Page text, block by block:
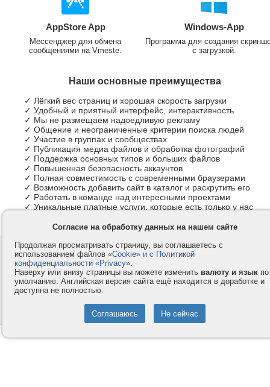
AppStore App
Мессенджер для обмена
сообщениями на Vmeste.
Windows-App
Программа для создания
с загрузкой.
Наши основные преимущества
✓ Лёгкий вес страниц и хорошая скорость загрузки
✓ Удобный и приятный интерфейс, интерактивность
✓ Мы не размещаем надоедливую рекламу
✓ Общение и неограниченные критерии поиска людей
✓ Участие в группах и сообществах
✓ Публикация медиа файлов и обработка фотографий
✓ Поддержка основных типов и больших файлов
✓ Повышенная безопасность аккаунтов
✓ Полная совместимость с современными браузерами
✓ Возможность добавить сайт в каталог и раскрутить его
✓ Работать в команде над интересными проектами
✓ Уникальные платные услуги, которые есть только у нас
Контакты
Компания
Privacy и Cookie
Услуги
Как оплатить
Помощь
© 2008-2026
- Все права защищены.
Согласие на обработку данных на нашем сайте
Продолжая просматривать страницу, вы соглашаетесь с
использованием файлов «Cookie» и с Политикой
конфиденциальности «Privacy».
Наверху или внизу страницы вы можете изменить валюту и язык по
умолчанию. Английская версия сайта ещё находится в доработке и
доступна не полностью.